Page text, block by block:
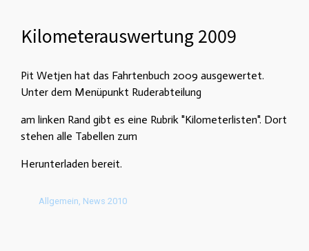
Kilometerauswertung 2009
Pit Wetjen hat das Fahrtenbuch 2009 ausgewertet.
Unter dem Menüpunkt Ruderabteilung
am linken Rand gibt es eine Rubrik "Kilometerlisten". Dort
stehen alle Tabellen zum
Herunterladen bereit.
Allgemein, News 2010